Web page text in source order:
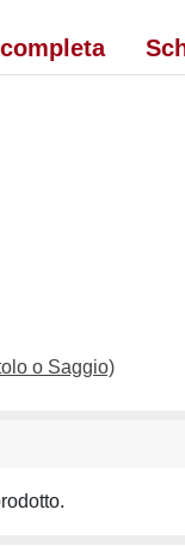
o Saggio)